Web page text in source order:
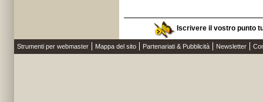
Iscrivere il vostro punto
Strumenti per webmaster Mappa del sito Partenariati & Pubblicità Newsletter